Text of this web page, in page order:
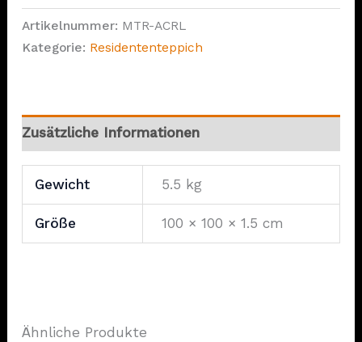
Artikelnummer: MTR-ACRL
Kategorie: Residententeppich
Zusätzliche Informationen
Gewicht 5.5 kg
Größe 100 × 100 × 1.5 cm
Ähnliche Produkte